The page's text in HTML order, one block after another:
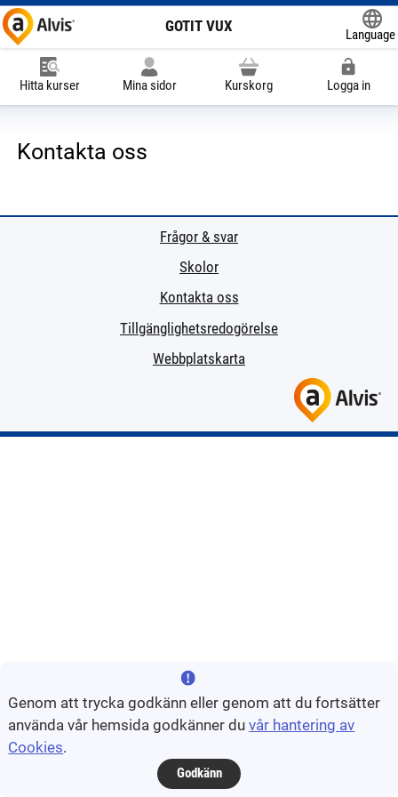
GOTIT VUX
Language
Hitta kurser Mina sidor Kurskorg Logga in
Kontakta oss
Frågor & svar
Skolor
Kontakta oss
Tillgänglighetsredogörelse
Webbplatskarta
Genom att trycka godkänn eller genom att du fortsätter
använda vår hemsida godkänner duvår hantering av
Cookies.
Godkänn